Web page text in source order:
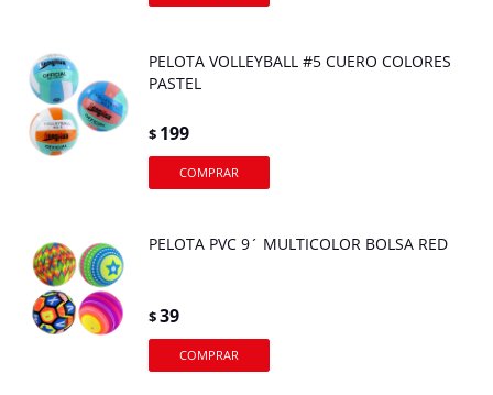
PELOTA VOLLEYBALL #5 CUERO COLORES
PASTEL
$ 199
PELOTA PVC 9´ MULTICOLOR BOLSA RED
$39